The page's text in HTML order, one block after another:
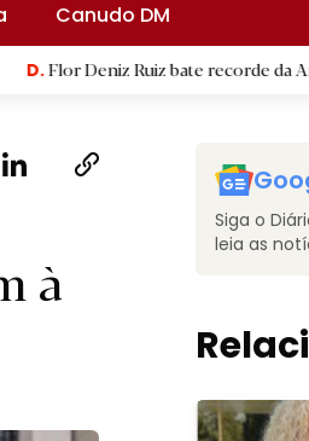
Canudo DM
bate recorde da América do Sul e
à
Siga o
leia as